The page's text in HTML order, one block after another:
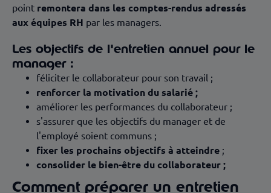
point remontera dans les comptes-rendus adressés
aux équipes RH par les managers.
Les objectifs de l'entretien annuel pour le
manager :
féliciter le collaborateur pour son travail ;
renforcer la motivation du salarié ;
améliorer les performances du collaborateur ;
s'assurer que les objectifs du manager et de
l'employé soient communs ;
fixer les prochains objectifs à atteindre ;
consolider le bien-être du collaborateur ;
Comment préparer un entretien